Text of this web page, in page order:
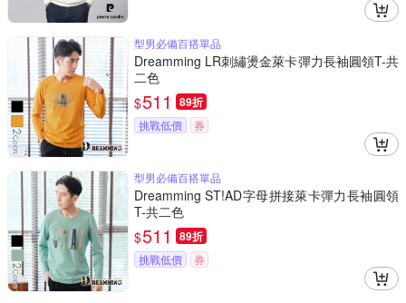
型男必備百搭單品
Dreamming LR刺繡燙金萊卡彈力長袖圓領T-共
二色
$511 89折
挑戰低價 券
型男必備百搭單品
Dreamming ST!AD字母拼接萊卡彈力長袖圓領
T-共二色
$511 89折
挑戰低價 券